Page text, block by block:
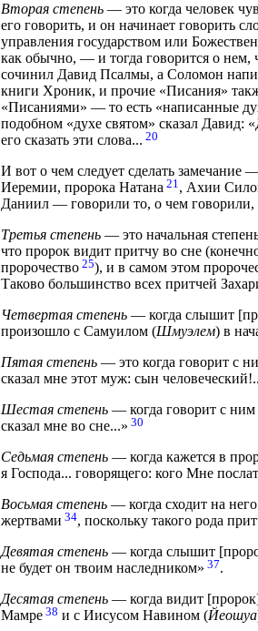
Вторая степень — это когда человек
его говорить, и он начинает говорить
управления государством или
как обычно, — и тогда говорится о нем,
сочинил Давид Псалмы, а Соломон
книги Хроник, и прочие «Писания»
«Писаниями» — то есть «написанные
подобном «духе святом» сказал Давид:
его сказать эти слова... 20
И вот о чем следует сделать
Иеремии, пророка Натана 21, Ахии
Даниил — говорили то, о чем говорили,
Третья степень — это начальная
что пророк видит притчу во сне
пророчество 25), и в самом этом
Таково большинство всех притчей
Четвертая степень — когда слышит
произошло с Самуилом (Шмуэлем) в
Пятая степень — это когда говорит с
сказал мне этот муж: сын
Шестая степень — когда говорит с ним
сказал мне во сне...» 30
Седьмая степень — когда кажется в
я Господа... говорящего: кого Мне
Восьмая степень — когда сходит на
жертвами 34, поскольку такого рода
Девятая степень — когда слышит
не будет он твоим наследником» 37.
Десятая степень — когда видит
Мамре 38 и с Иисусом Навином (Йеошуа